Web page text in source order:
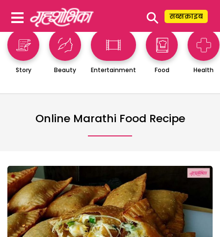
⚲ सब्सक्राइब
Story Beauty Entertainment Food Health
Online Marathi Food Recipe